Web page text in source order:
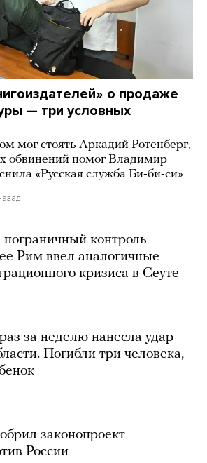
о продаже
— три условных
мог стоять Аркадий Ротенберг,
обвинений помог Владимир
«Русская служба Би-би-си»
контроль
Рим ввел аналогичные
кризиса в Сеуте
за неделю нанесла удар
Погибли три человека,
законопроект
России